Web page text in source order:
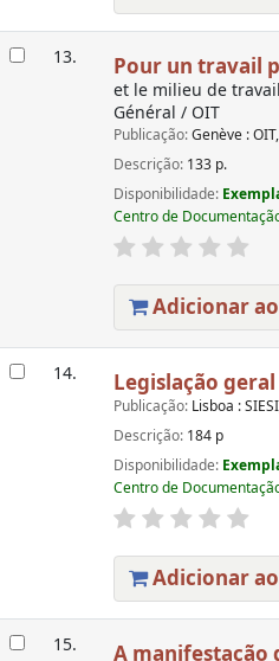
13. Pour un travail
et le milieu de
Général / OIT
Publicação:Genève :
Descrição: 133 p.
Disponibilidade:
Centro de
Adicionar
14. Legislação
Publicação: Lisboa :
Descrição: 184 p
Disponibilidade:
Centro de
Adicionar
15.
A manifestação